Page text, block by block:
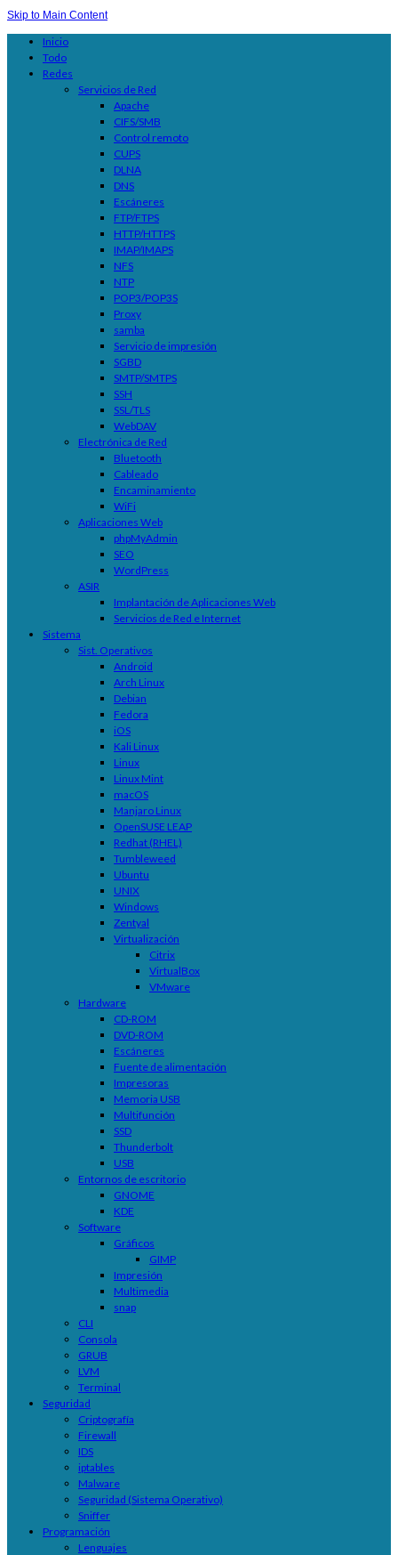
Skip to Main Content
Inicio
Todo
Redes
Servicios de Red
Apache
CIFS/SMB
Control remoto
CUPS
DLNA
DNS
Escáneres
FTP/FTPS
HTTP/HTTPS
IMAP/IMAPS
NFS
NTP
POP3/POP3S
Proxy
samba
Servicio de impresión
SGBD
SMTP/SMTPS
SSH
SSL/TLS
WebDAV
Electrónica de Red
Bluetooth
Cableado
Encaminamiento
WiFi
Aplicaciones Web
phpMyAdmin
SEO
WordPress
ASIR
Implantación de Aplicaciones Web
Servicios de Red e Internet
Sistema
Sist. Operativos
Android
Arch Linux
Debian
Fedora
iOS
Kali Linux
Linux
Linux Mint
macOS
Manjaro Linux
OpenSUSE LEAP
Redhat (RHEL)
Tumbleweed
Ubuntu
UNIX
Windows
Zentyal
Virtualización
Citrix
VirtualBox
VMware
Hardware
CD-ROM
DVD-ROM
Escáneres
Fuente de alimentación
Impresoras
Memoria USB
Multifunción
SSD
Thunderbolt
USB
Entornos de escritorio
GNOME
KDE
Software
Gráficos
GIMP
Impresión
Multimedia
snap
CLI
Consola
GRUB
LVM
Terminal
Seguridad
Criptografía
Firewall
IDS
iptables
Malware
Seguridad (Sistema Operativo)
Sniffer
Programación
Lenguajes